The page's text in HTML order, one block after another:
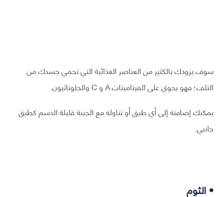
سوف يزودك بالكثير من العناصر الغذائية التي تحمي جسدك من
التلف؛ فهو يحوي على الفيتامينات A و C والجلوتاثيون.
يمكنك إضافته إلى أي طبق أو تناوله مع الجبنة قليلة الدسم كطبق
جانبي.
• الثوم